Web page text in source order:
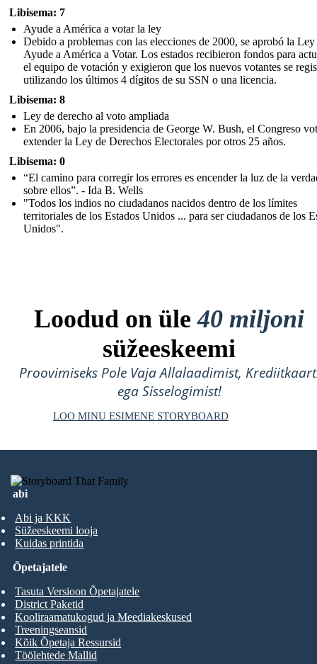
Libisema: 7
Ayude a América a votar la ley
Debido a problemas con las elecciones de 2000, se aprobó la Ley
Ayude a América a Votar. Los estados recibieron fondos para
el equipo de votación y exigieron que los nuevos votantes se
utilizando los últimos 4 dígitos de su SSN o una licencia.
Libisema: 8
Ley de derecho al voto ampliada
En 2006, bajo la presidencia de George W. Bush, el Congreso
extender la Ley de Derechos Electorales por otros 25 años.
Libisema: 0
“El camino para corregir los errores es encender la luz de la
sobre ellos”. - Ida B. Wells
"Todos los indios no ciudadanos nacidos dentro de los límites
territoriales de los Estados Unidos ... para ser ciudadanos de los
Unidos".
Loodud on üle40 miljoni
süžeeskeemi
Proovimiseks Pole Vaja Allalaadimist,
ega Sisselogimist!
LOO MINU ESIMENE STORYBOARD
abi
Abi ja KKK
Süžeeskeemi looja
Kuidas printida
Õpetajatele
Tasuta Versioon Õpetajatele
District Paketid
Kooliraamatukogud ja Meediakeskused
Treeningseansid
Kõik Õpetaja Ressursid
Töölehtede Mallid